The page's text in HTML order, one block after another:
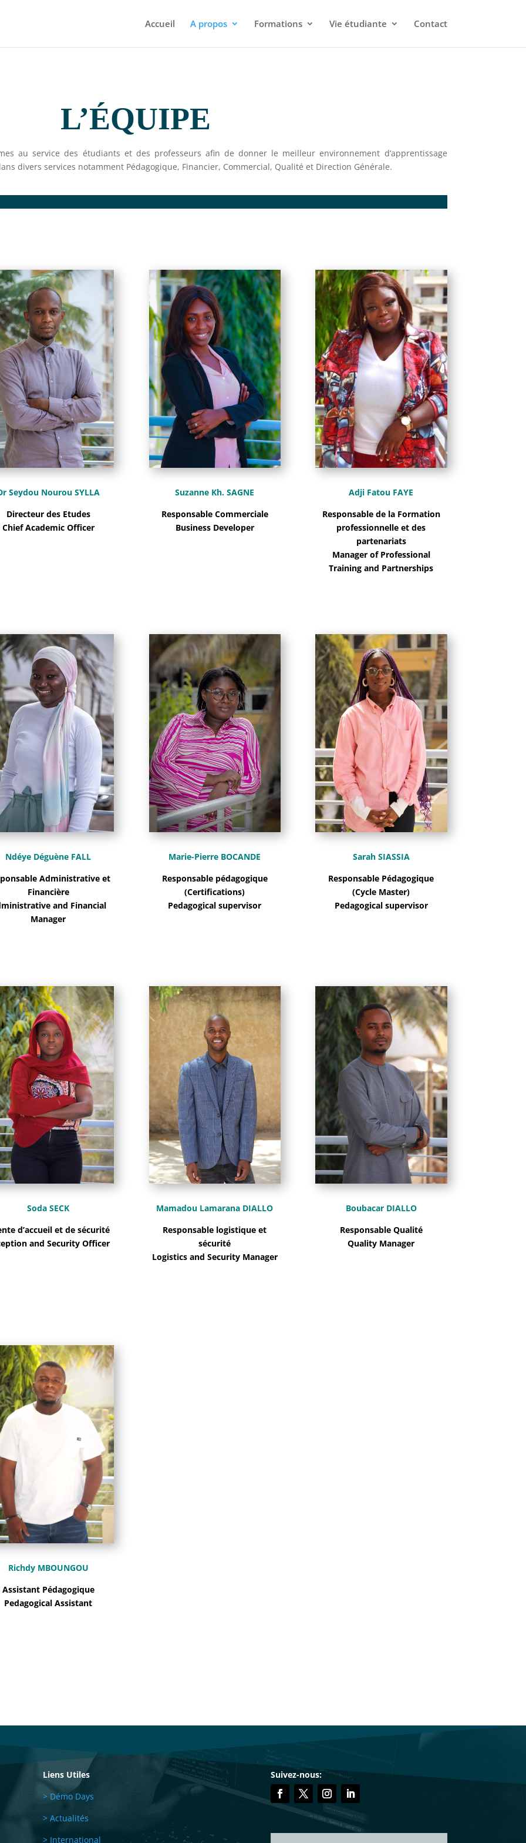
Accueil A propos Formations Vie étudiante Contact
L’ÉQUIPE
au service des étudiants et des professeurs afin de donner le meilleur environnement d’apprentissage
divers services notamment Pédagogique, Financier, Commercial, Qualité et Direction Générale.
Seydou Nourou SYLLA
Directeur des Etudes
Chief Academic Officer
Suzanne Kh. SAGNE
Responsable Commerciale
Business Developer
Adji Fatou FAYE
Responsable de la Formation
professionnelle et des
partenariats
Manager of Professional
Training and Partnerships
Ndéye Déguène FALL
Administrative et
Financière
and Financial
Manager
Marie-Pierre BOCANDE
Responsable pédagogique
(Certifications)
Pedagogical supervisor
Sarah SIASSIA
Responsable Pédagogique
(Cycle Master)
Pedagogical supervisor
Soda SECK
d’accueil et de sécurité
and Security Officer
Mamadou Lamarana DIALLO
Responsable logistique et
sécurité
Logistics and Security Manager
Boubacar DIALLO
Responsable Qualité
Quality Manager
Richdy MBOUNGOU
Assistant Pédagogique
Pedagogical Assistant
Liens Utiles
> Démo Days
> Actualités
> International
Suivez-nous: